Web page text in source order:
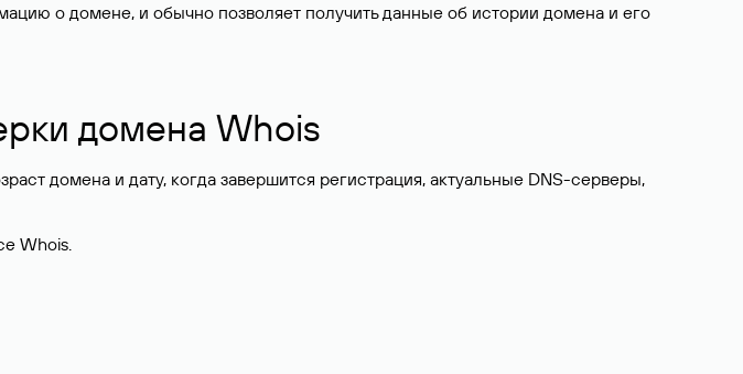
о домене, и обычно позволяет получить данные об истории домена и его
домена Whois
домена и дату, когда завершится регистрация, актуальные DNS-серверы,
Whois.